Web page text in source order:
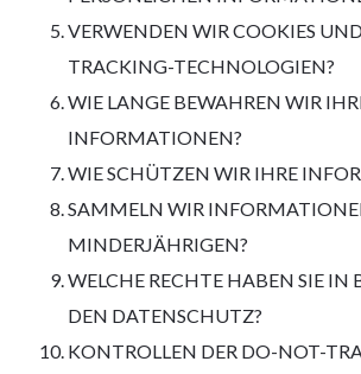
VERWENDEN WIR COOKIES
TRACKING-TECHNOLOGIEN?
WIE LANGE BEWAHREN WIR
INFORMATIONEN?
WIE SCHÜTZEN WIR IHRE
SAMMELN WIR
MINDERJÄHRIGEN?
WELCHE RECHTE HABEN SIE IN
DEN DATENSCHUTZ?
KONTROLLEN DER DO-NOT-